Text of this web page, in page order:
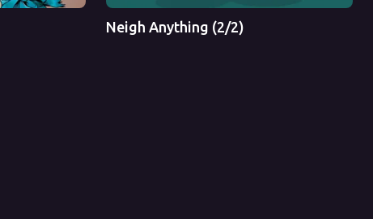
Neigh Anything (2/2)